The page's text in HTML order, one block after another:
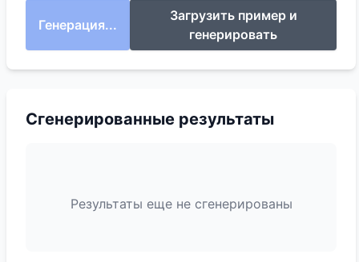
Генерация...
Загрузить пример и
генерировать
Сгенерированные результаты
Результаты еще не сгенерированы